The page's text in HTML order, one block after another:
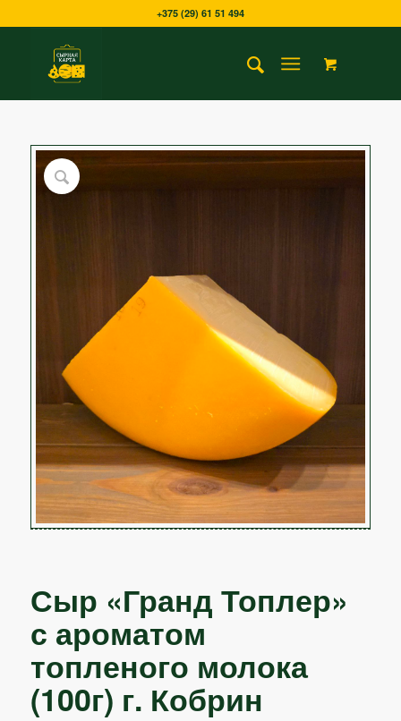
+375 (29) 61 51 494
Сыр «Гранд Топлер»
с ароматом
топленого молока
(100г) г. Кобрин